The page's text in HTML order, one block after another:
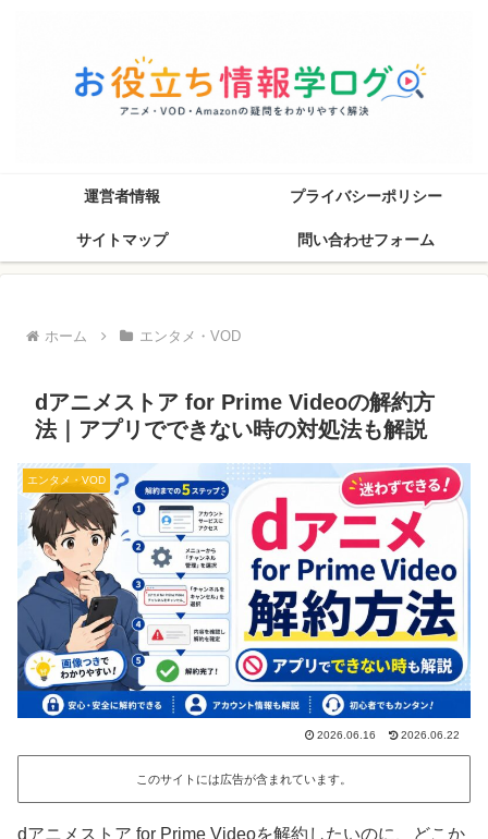
運営者情報 プライバシーポリシー
サイトマップ 問い合わせフォーム
ホーム エンタメ・VOD
dアニメストア for Prime Videoの解約方
法｜アプリでできない時の対処法も解説
エンタメ・VOD
2026.06.16 2026.06.22
このサイトには広告が含まれています。
dアニメストア for Prime Videoを解約したいのに、どこか